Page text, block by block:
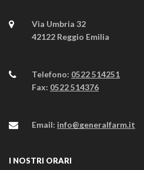
Via Umbria 32
42122 Reggio Emilia
Telefono: 0522 514251
Fax: 0522 514376
Email: info@generalfarm.it
I NOSTRI ORARI